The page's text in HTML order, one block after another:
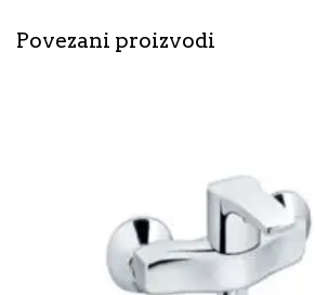
Povezani proizvodi